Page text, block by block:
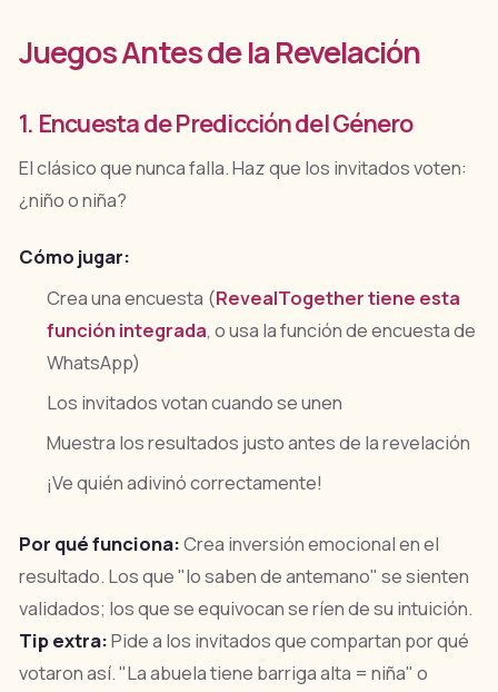
Juegos Antes de la Revelación
1. Encuesta de Predicción del Género
El clásico que nunca falla. Haz que los invitados voten:
¿niño o niña?
Cómo jugar:
Crea una encuesta (RevealTogether tiene esta
función integrada, o usa la función de encuesta de
WhatsApp)
Los invitados votan cuando se unen
Muestra los resultados justo antes de la revelación
¡Ve quién adivinó correctamente!
Por qué funciona:Crea inversión emocional en el
resultado. Los que "lo saben de antemano" se sienten
validados; los que se equivocan se ríen de su intuición.
Tip extra:Pide a los invitados que compartan por qué
votaron así. "La abuela tiene barriga alta = niña" o